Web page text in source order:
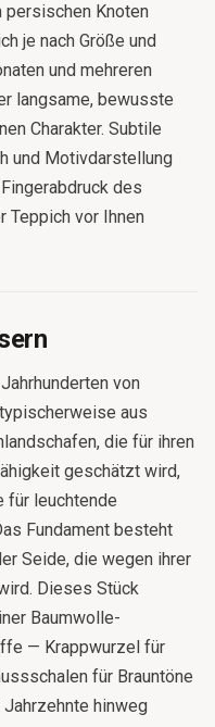
persischen Knoten
je nach Größe und
und mehreren
langsame, bewusste
Charakter. Subtile
und Motivdarstellung
des
Teppich vor Ihnen
von
aus
die für ihren
geschätzt wird,
für leuchtende
Fundament besteht
Seide, die wegen ihrer
Dieses Stück
Baumwolle-
— Krappwurzel für
für Brauntöne
hinweg